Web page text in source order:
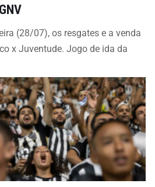
(28/07), os resgates e a venda
x Juventude. Jogo de ida da